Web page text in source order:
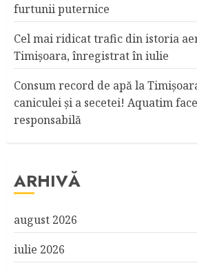
furtunii puternice
Cel mai ridicat trafic din istoria
Timişoara, înregistrat în iulie
Consum record de apă la
caniculei şi a secetei! Aquatim
responsabilă
ARHIVĂ
august 2026
iulie 2026